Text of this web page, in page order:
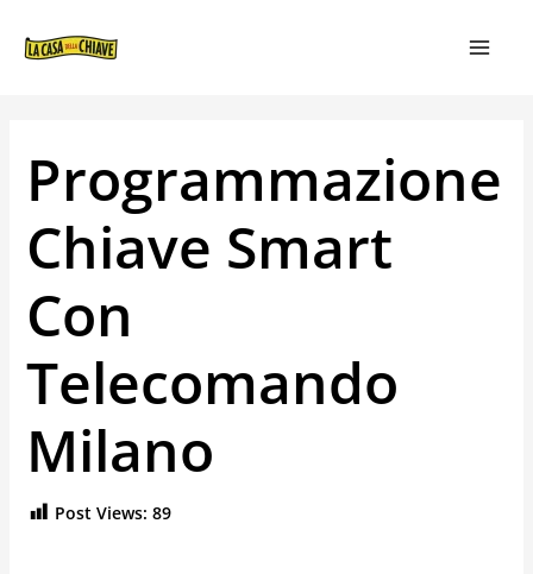
Programmazione
Chiave Smart
Con
Telecomando
Milano
Post Views: 89
ARTICOLI